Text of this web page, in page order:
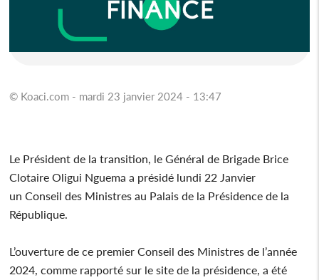
© Koaci.com - mardi 23 janvier 2024 - 13:47
Le Président de la transition, le Général de Brigade Brice
Clotaire Oligui Nguema a présidé lundi 22 Janvier
un Conseil des Ministres au Palais de la Présidence de la
République.
L’ouverture de ce premier Conseil des Ministres de l’année
2024, comme rapporté sur le site de la présidence, a été